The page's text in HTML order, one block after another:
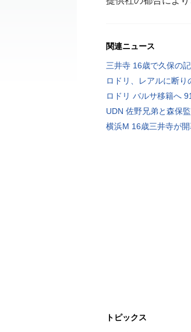
関連ニュース
三井寺 16歳で久保の
ロドリ、レアルに断り
ロドリ バルサ移籍へ
UDN 佐野兄弟と森保
横浜M 16歳三井寺が
トピックス